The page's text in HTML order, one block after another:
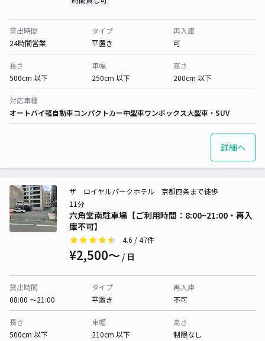
貸出時間
24時間営業
タイプ
平置き
再入庫
可
長さ
500cm 以下
車幅
250cm 以下
高さ
200cm 以下
対応車種
オートバイ軽自動車コンパクトカー中型車ワンボックス大型車・SUV
詳細へ
六角堂南駐車場【ご利用時間：8:00~21:00・再入
庫不可】
ザ ロイヤルパークホテル 京都四条まで徒歩
11分
4.6 / 47件
¥2,500〜 / 日
貸出時間
08:00 〜21:00
タイプ
平置き
再入庫
不可
長さ
500cm 以下
車幅
210cm 以下
高さ
制限なし